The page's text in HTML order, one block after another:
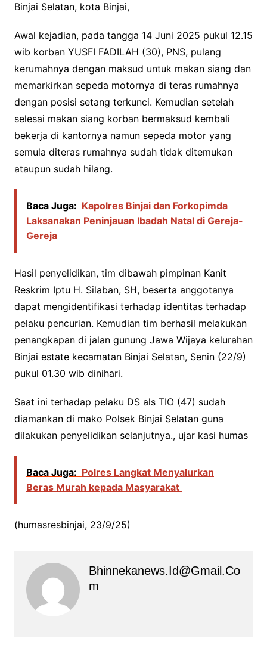
Binjai Selatan, kota Binjai,
Awal kejadian, pada tangga 14 Juni 2025 pukul 12.15
wib korban YUSFI FADILAH (30), PNS, pulang
kerumahnya dengan maksud untuk makan siang dan
memarkirkan sepeda motornya di teras rumahnya
dengan posisi setang terkunci. Kemudian setelah
selesai makan siang korban bermaksud kembali
bekerja di kantornya namun sepeda motor yang
semula diteras rumahnya sudah tidak ditemukan
ataupun sudah hilang.
Baca Juga: Kapolres Binjai dan Forkopimda
Laksanakan Peninjauan Ibadah Natal di Gereja-
Gereja
Hasil penyelidikan, tim dibawah pimpinan Kanit
Reskrim Iptu H. Silaban, SH, beserta anggotanya
dapat mengidentifikasi terhadap identitas terhadap
pelaku pencurian. Kemudian tim berhasil melakukan
penangkapan di jalan gunung Jawa Wijaya kelurahan
Binjai estate kecamatan Binjai Selatan, Senin (22/9)
pukul 01.30 wib dinihari.
Saat ini terhadap pelaku DS als TIO (47) sudah
diamankan di mako Polsek Binjai Selatan guna
dilakukan penyelidikan selanjutnya., ujar kasi humas
Baca Juga: Polres Langkat Menyalurkan
Beras Murah kepada Masyarakat
(humasresbinjai, 23/9/25)
Bhinnekanews.id@gmail.co
M